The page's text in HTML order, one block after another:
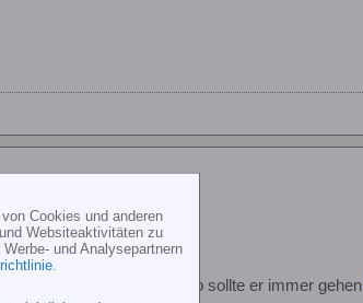
dann so richtig schnell...so sollte er immer gehen
Cookies und anderen
Websiteaktivitäten zu
und Analysepartnern